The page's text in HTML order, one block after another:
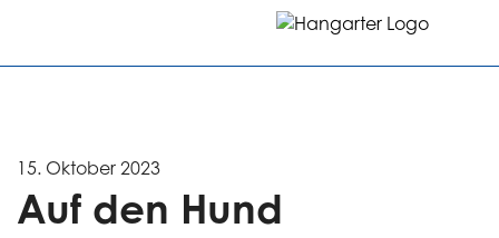
15. Oktober 2023
Auf den Hund